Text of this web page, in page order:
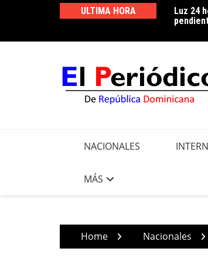
ULTIMA HORA
Luz 24
realizar
NACIONALES
MÁS
Home Nacionales